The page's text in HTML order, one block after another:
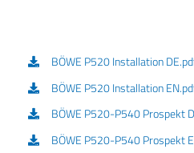
BÖWE P520 Installation
BÖWE P520 Installation
BÖWE P520-P540 Prospekt
BÖWE P520-P540 Prospekt